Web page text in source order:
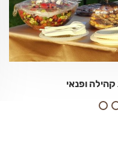
ופנאי